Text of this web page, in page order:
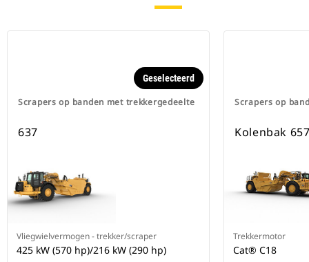
Scrapers op banden met trekkergedeelte
Geselecteerd
637
Vliegwielvermogen - trekker/scraper
425 kW (570 hp)/216 kW (290 hp)
Scrapers op
Kolenbak
Trekkermotor
Cat® C18